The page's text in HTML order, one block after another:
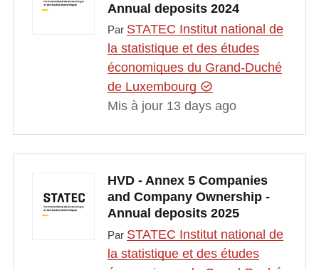
Annual deposits 2024
Par STATEC Institut national de
la statistique et des études
économiques du Grand-Duché
de Luxembourg
Mis à jour 13 days ago
HVD - Annex 5 Companies
and Company Ownership -
Annual deposits 2025
Par STATEC Institut national de
la statistique et des études